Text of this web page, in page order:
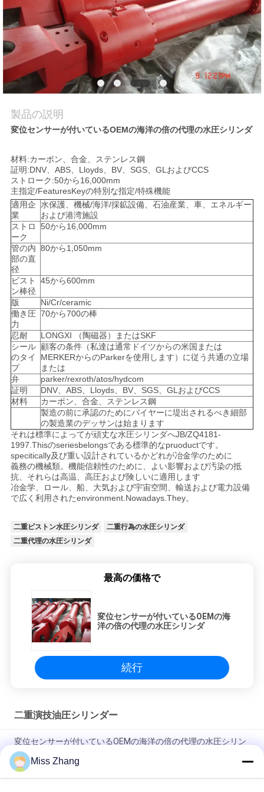
場
ツ
ア
ー
品
管
理
連
絡
く
だ
さ
い
引
金
を
求
め
て
く
プ
イ
バ
製品の説明
変位センサーが付いているOEMの海洋の倍の代理の水圧シリンダ
材料:カーボン、合金、ステンレス鋼
証明:DNV、ABS、Lloyds、BV、SGS、GLおよびCCS
ストローク:50から16,000mm
主指定/FeaturesKeyの特別な指定/特殊機能
適用企
業
水保護、機械/海洋/採鉱設備、石油産業、車、エネルギー
および港湾施設
ストロ
ーク
50から16,000mm
管の内
部の直
径
80から1,050mm
ピスト
ン棒径
45から600mm
版
Ni/Cr/ceramic
働き圧
力
70から700の棒
忍耐
LONGXI （陶磁器）またはSKF
シール
のタイ
プ
顧客の条件（私達は通常ドイツからの米国または
MERKERからのParkerを使用します）に従う共通の立場
または
弁
parker/rexroth/atos/hydcom
証明
DNV、ABS、Lloyds、BV、SGS、GLおよびCCS
材料
カーボン、合金、ステンレス鋼
製造の前に承認のためにバイヤーに堤出されるべき細部
の製造業のデッサンは始まります
それは標準によってが頑丈な水圧シリンダへJB/ZQ4181-
1997.Thisのseriesbelongsである標準的なpruoductです。
specitically及び重い設計されているかどれが冶金学のために
義務の機械類。機能信頼性のために、よい影響および汚染の抵
抗、それらは高温、高圧および険しいに適用します
冶金学、ロール、船、大気および宇宙空間、輸送および電力設備
で広く利用されたenvironment.Nowadays.They。
二重ピストン水圧シリンダ
二重行為の水圧シリンダ
二重代理の水圧シリンダ
最高の価格で
変位センサーが付いているOEMの海
洋の倍の代理の水圧シリンダ
続行
二重演技油圧シリンダー
変位センサーが付いているOEMの海洋の倍の代理の水圧シリン
ダ
こつ逆さまの二重ピストン水圧シリンダ二重代理油圧Ram
Miss Zhang